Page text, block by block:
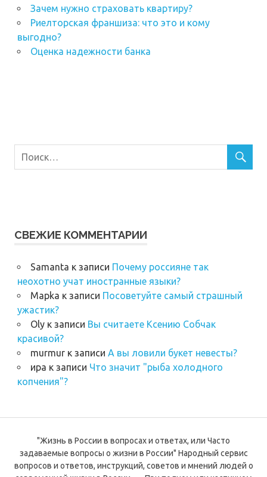
Зачем нужно страховать квартиру?
Риелторская франшиза: что это и кому
выгодно?
Оценка надежности банка
СВЕЖИЕ КОММЕНТАРИИ
Samanta к записи Почему россияне так
неохотно учат иностранные языки?
Mapka к записи Посоветуйте самый страшный
ужастик?
Olyк записи Вы считаете Ксению Собчак
красивой?
murmurк записи А вы ловили букет невесты?
ира к записи Что значит "рыба холодного
копчения"?
"Жизнь в России в вопросах и ответах, или Часто
задаваемые вопросы о жизни в России" Народный сервис
вопросов и ответов, инструкций, советов и мнений людей о